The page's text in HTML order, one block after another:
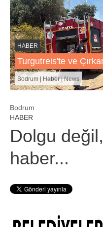
HABER
Turgutreis'te ve
Bodrum | Haber | News
Bodrum
HABER
Dolgu
haber...